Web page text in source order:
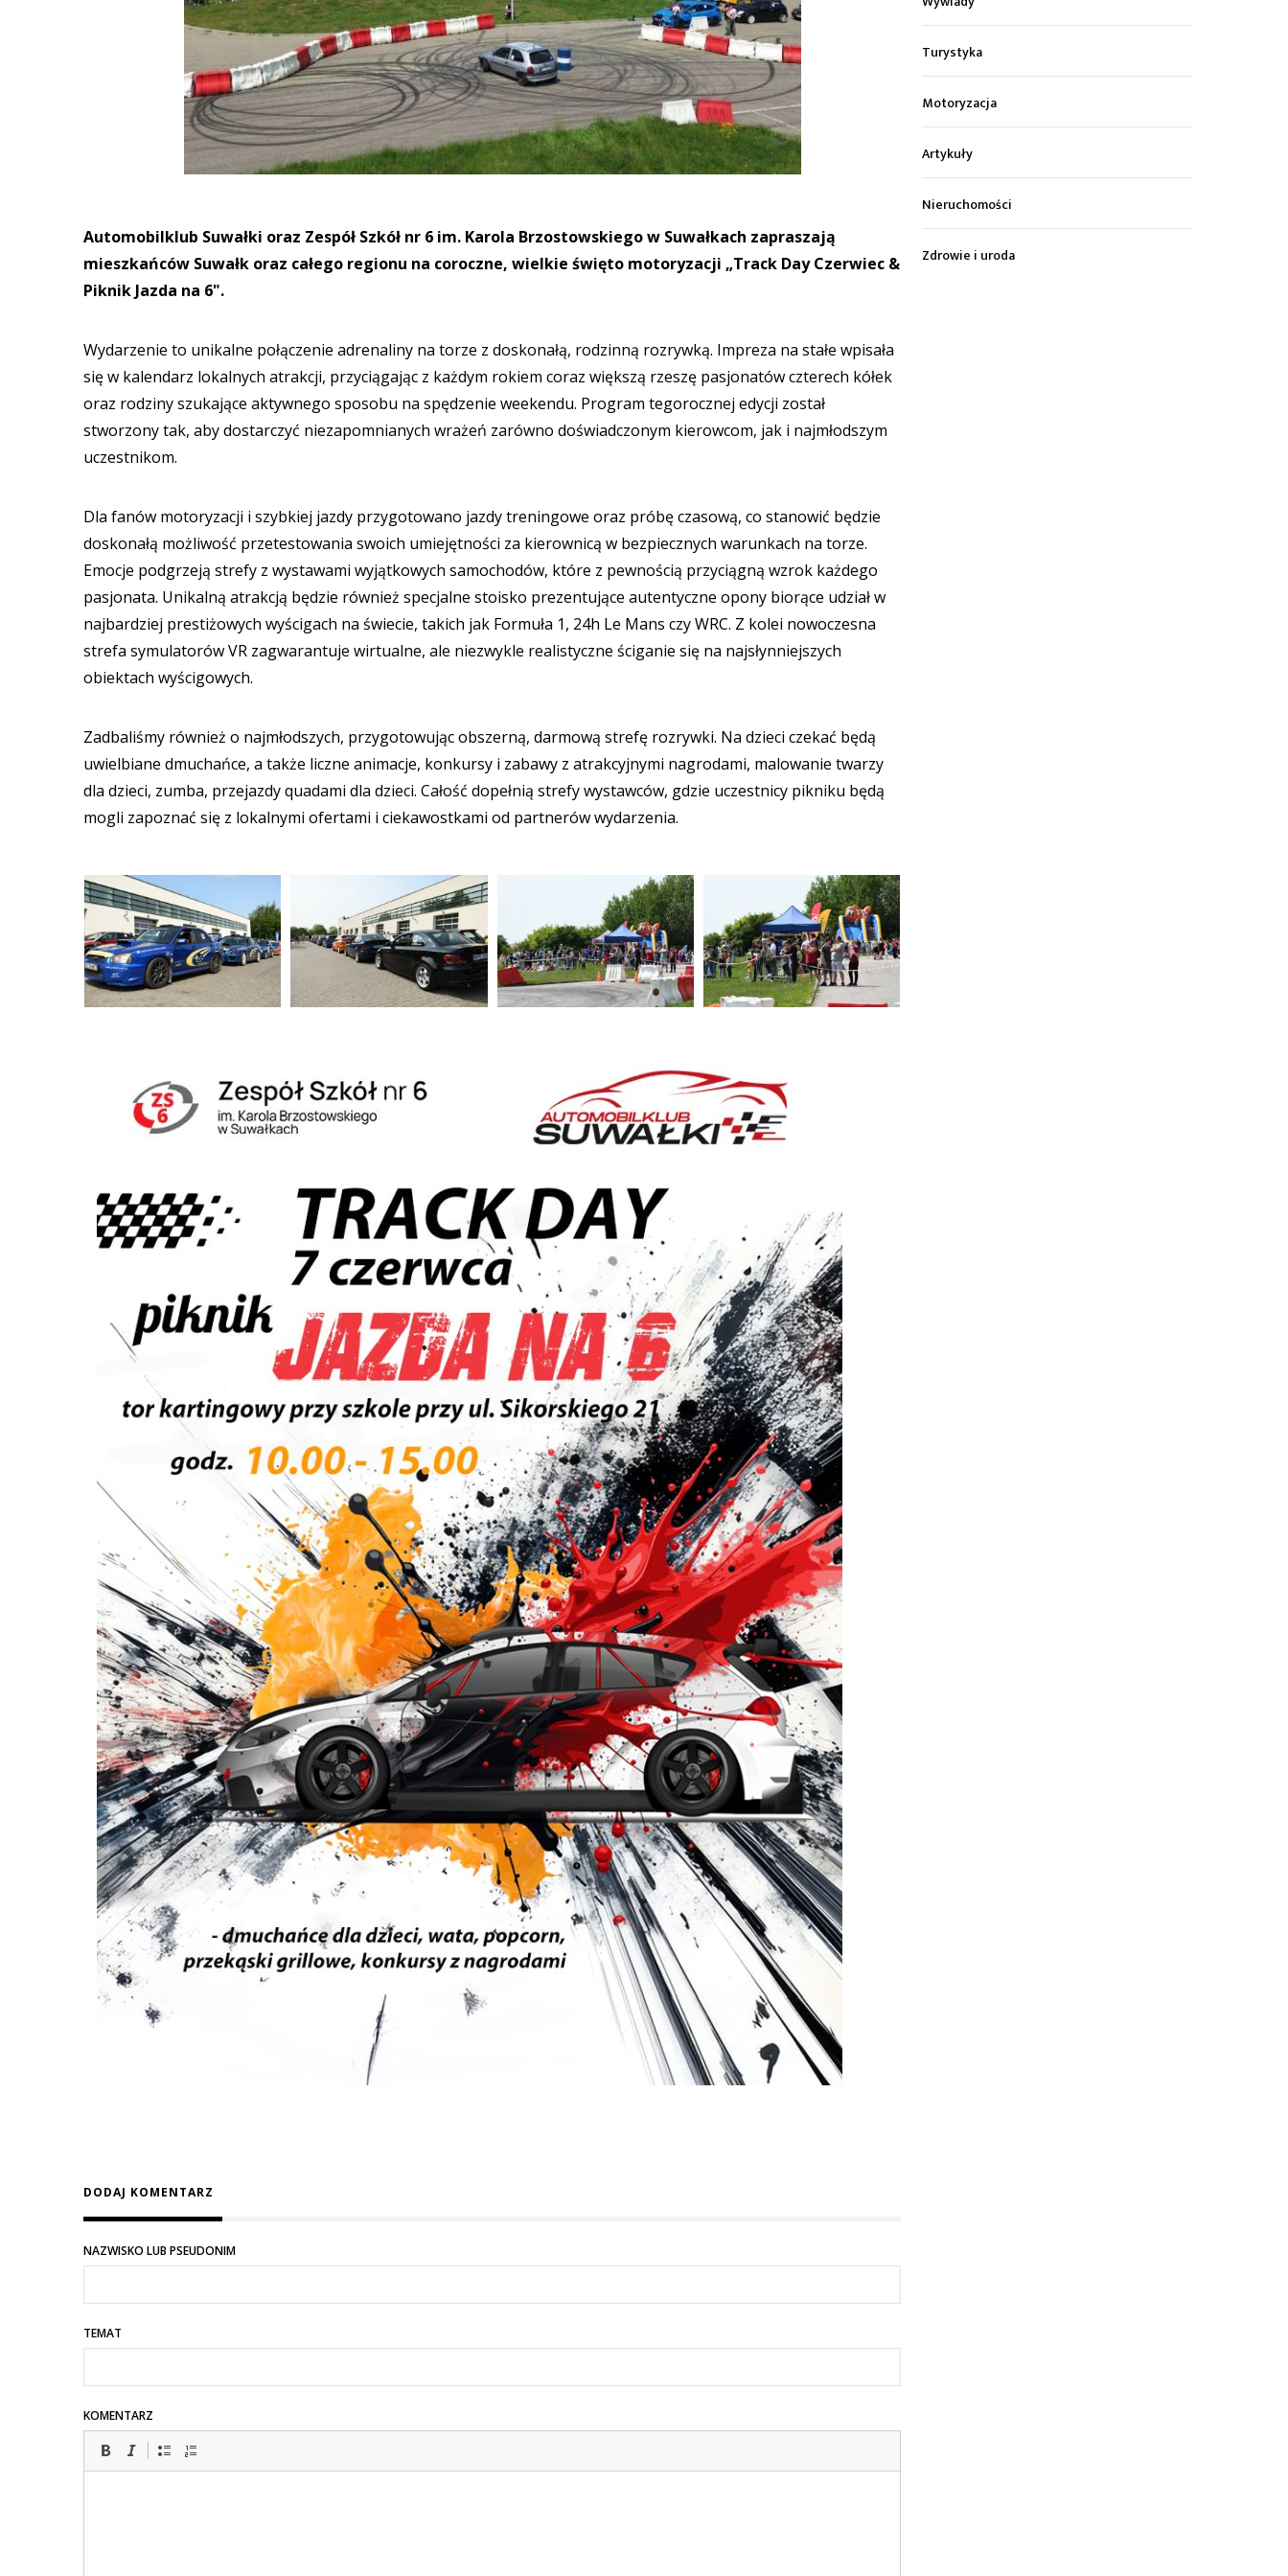
Automobilklub Suwałki oraz Zespół Szkół nr 6 im. Karola Brzostowskiego w Suwałkach zapraszają
mieszkańców Suwałk oraz całego regionu na coroczne, wielkie święto motoryzacji „Track Day Czerwiec &
Piknik Jazda na 6".
Wydarzenie to unikalne połączenie adrenaliny na torze z doskonałą, rodzinną rozrywką. Impreza na stałe wpisała
się w kalendarz lokalnych atrakcji, przyciągając z każdym rokiem coraz większą rzeszę pasjonatów czterech kółek
oraz rodziny szukające aktywnego sposobu na spędzenie weekendu. Program tegorocznej edycji został
stworzony tak, aby dostarczyć niezapomnianych wrażeń zarówno doświadczonym kierowcom, jak i najmłodszym
uczestnikom.
Dla fanów motoryzacji i szybkiej jazdy przygotowano jazdy treningowe oraz próbę czasową, co stanowić będzie
doskonałą możliwość przetestowania swoich umiejętności za kierownicą w bezpiecznych warunkach na torze.
Emocje podgrzeją strefy z wystawami wyjątkowych samochodów, które z pewnością przyciągną wzrok każdego
pasjonata. Unikalną atrakcją będzie również specjalne stoisko prezentujące autentyczne opony biorące udział w
najbardziej prestiżowych wyścigach na świecie, takich jak Formuła 1, 24h Le Mans czy WRC. Z kolei nowoczesna
strefa symulatorów VR zagwarantuje wirtualne, ale niezwykle realistyczne ściganie się na najsłynniejszych
obiektach wyścigowych.
Zadbaliśmy również o najmłodszych, przygotowując obszerną, darmową strefę rozrywki. Na dzieci czekać będą
uwielbiane dmuchańce, a także liczne animacje, konkursy i zabawy z atrakcyjnymi nagrodami, malowanie twarzy
dla dzieci, zumba, przejazdy quadami dla dzieci. Całość dopełnią strefy wystawców, gdzie uczestnicy pikniku będą
mogli zapoznać się z lokalnymi ofertami i ciekawostkami od partnerów wydarzenia.
DODAJ KOMENTARZ
NAZWISKO LUB PSEUDONIM
TEMAT
KOMENTARZ
Turystyka
Motoryzacja
Artykuły
Nieruchomości
Zdrowie i uroda